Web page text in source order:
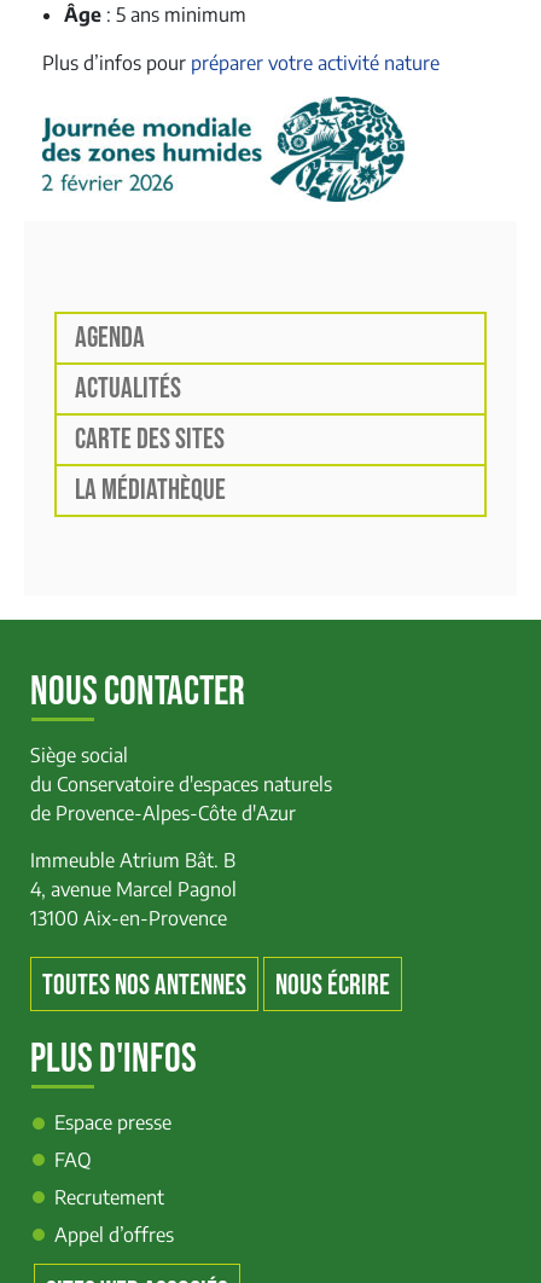
Âge : 5 ans minimum
Plus d’infos pour préparer votre activité nature
AGENDA
ACTUALITÉS
CARTE DES SITES
LA MÉDIATHÈQUE
NOUS CONTACTER
Siège social
du Conservatoire d'espaces naturels
de Provence-Alpes-Côte d'Azur
Immeuble Atrium Bât. B
4, avenue Marcel Pagnol
13100 Aix-en-Provence
TOUTES NOS ANTENNES NOUS ÉCRIRE
PLUS D'INFOS
Espace presse
FAQ
Recrutement
Appel d’offres